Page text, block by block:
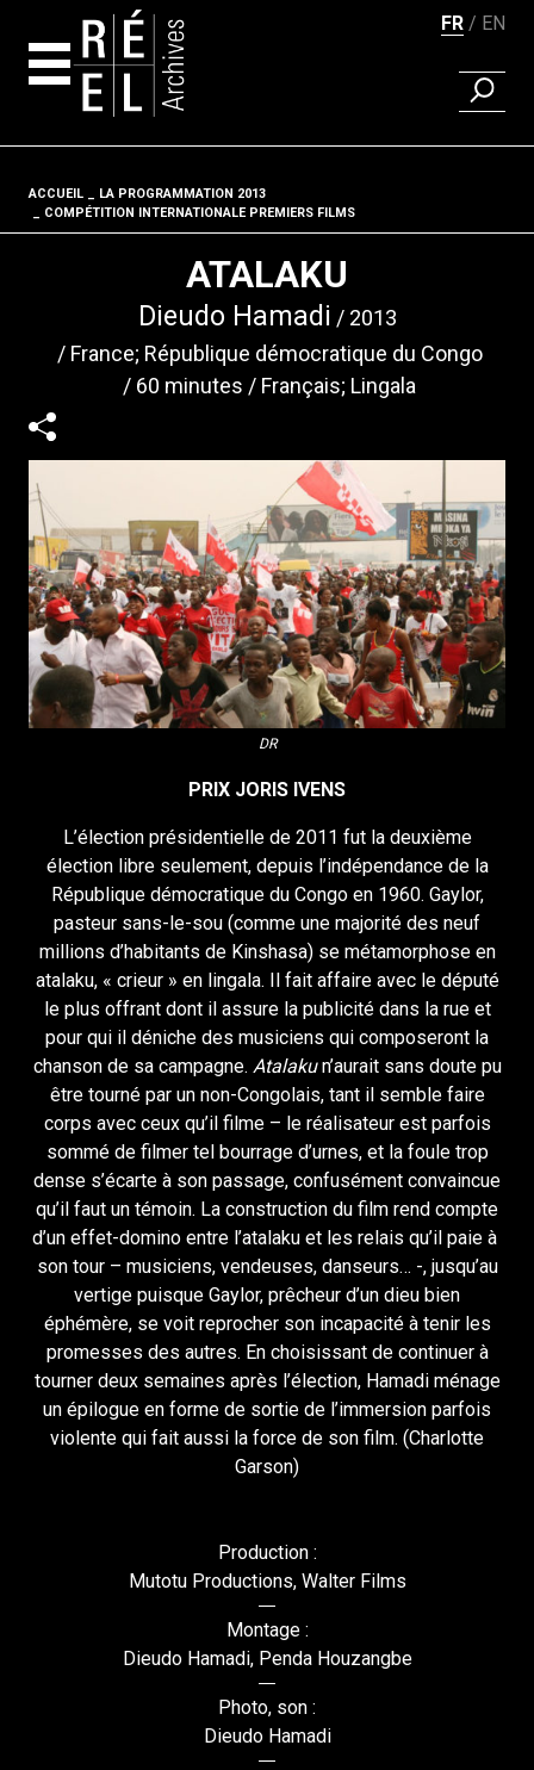
FR EN
ACCUEIL
LA PROGRAMMATION 2013
COMPÉTITION INTERNATIONALE PREMIERS FILMS
ATALAKU
Dieudo Hamadi
2013
France; République démocratique du Congo
60 minutes
Français; Lingala
DR
PRIX JORIS IVENS
L’élection présidentielle de 2011 fut la deuxième
élection libre seulement, depuis l’indépendance de la
République démocratique du Congo en 1960. Gaylor,
pasteur sans-le-sou (comme une majorité des neuf
millions d’habitants de Kinshasa) se métamorphose en
atalaku, « crieur » en lingala. Il fait affaire avec le député
le plus offrant dont il assure la publicité dans la rue et
pour qui il déniche des musiciens qui composeront la
chanson de sa campagne. Atalakun’aurait sans doute pu
être tourné par un non-Congolais, tant il semble faire
corps avec ceux qu’il filme – le réalisateur est parfois
sommé de filmer tel bourrage d’urnes, et la foule trop
dense s’écarte à son passage, confusément convaincue
qu’il faut un témoin. La construction du film rend compte
d’un effet-domino entre l’atalaku et les relais qu’il paie à
son tour – musiciens, vendeuses, danseurs… -, jusqu’au
vertige puisque Gaylor, prêcheur d’un dieu bien
éphémère, se voit reprocher son incapacité à tenir les
promesses des autres. En choisissant de continuer à
tourner deux semaines après l’élection, Hamadi ménage
un épilogue en forme de sortie de l’immersion parfois
violente qui fait aussi la force de son film. (Charlotte
Garson)
Production :
Mutotu Productions, Walter Films
Montage :
Dieudo Hamadi, Penda Houzangbe
Photo, son :
Dieudo Hamadi